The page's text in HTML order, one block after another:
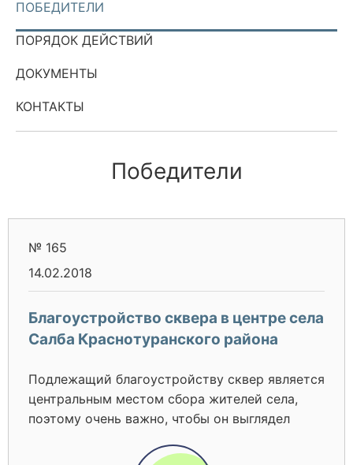
ПОБЕДИТЕЛИ
ПОРЯДОК ДЕЙСТВИЙ
ДОКУМЕНТЫ
КОНТАКТЫ
Победители
№ 165
14.02.2018
Благоустройство сквера в центре села
Салба Краснотуранского района
Подлежащий благоустройству сквер является
центральным местом сбора жителей села,
поэтому очень важно, чтобы он выглядел
состояние сквера в упадке. Ограждение